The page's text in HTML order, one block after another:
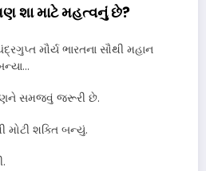
શા માટે મહત્વનું છે?
મૌર્ય ભારતના સૌથી મહાન
સમજવું જરૂરી છે.
શક્તિ બન્યું.